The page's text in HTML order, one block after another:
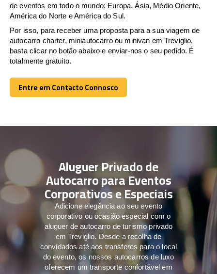
de eventos em todo o mundo: Europa, Ásia, Médio Oriente,
América do Norte e América do Sul.
Por isso, para receber uma proposta para a sua viagem de
autocarro charter, miniautocarro ou minivan em Treviglio,
basta clicar no botão abaixo e enviar-nos o seu pedido. É
totalmente gratuito.
Entre em Contacto Connosco
Entre em Contacto Connosco
Aluguer Privado de
Autocarro para Eventos
Corporativos e Especiais
Adicione elegância ao seu evento
corporativo ou ocasião especial com o
aluguer de autocarro de turismo privado
em Treviglio. Desde a recolha de
convidados até aos transferes para o local
do evento, os nossos autocarros de luxo
oferecem um transporte confortável em